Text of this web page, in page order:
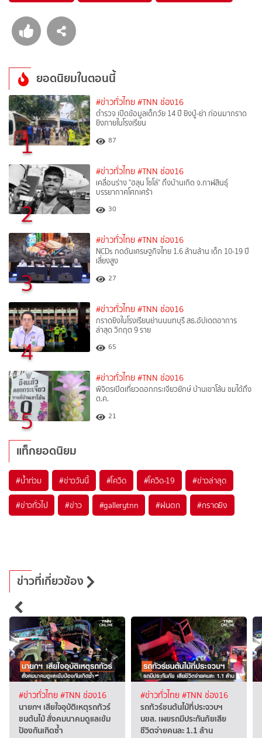
ยอดนิยมในตอนนี้
1
#ข่าวทั่วไทย #TNN ช่อง16
ตำรวจ เปิดข้อมูลเด็กวัย 14 ปี ยิงปู่-ย่า ก่อนมากราด
ยิงภายในโรงเรียน
87
2
#ข่าวทั่วไทย #TNN ช่อง16
เคลื่อนร่าง "ฮลุน โซโล่" ถึงบ้านเกิด จ.กาฬสินธุ์
บรรยากาศโศกเศร้า
30
3
#ข่าวทั่วไทย #TNN ช่อง16
NCDs กดดันเศรษฐกิจไทย 1.6 ล้านล้าน เด็ก 10-19 ปี
เสี่ยงสูง
27
4
#ข่าวทั่วไทย #TNN ช่อง16
กราดยิงในโรงเรียนย่านนนทบุรี สธ.อัปเดตอาการ
ล่าสุด วิกฤต 9 ราย
65
5
#ข่าวทั่วไทย #TNN ช่อง16
พิจิตรเปิดเที่ยวดอกกระเจียวยักษ์ บ้านเขาโล้น ชมได้ถึง
ต.ค.
21
แท็กยอดนิยม
#น้ำท่วม #ข่าววันนี้ #โควิด #โควิด-19 #ข่าวล่าสุด
#ข่าวทั่วไป #ข่าว #gallerytnn #ฝนตก #กราดยิง
ข่าวที่เกี่ยวข้อง
#ข่าวทั่วไทย#TNN ช่อง16
นายกฯ เสียใจอุบัติเหตุรถทัวร์
ชนต้นไม้ สั่งคมนาคมดูแลเข้ม
ป้องกันเกิดซ้ำ
#ข่าวทั่วไทย#TNN ช่อง16
รถทัวร์ชนต้นไม้ที่ประจวบฯ
บขส. เผยรถมีประกันภัยเสีย
ชีวิตจ่ายคนละ 1.1 ล้าน